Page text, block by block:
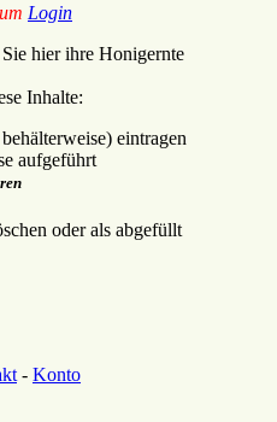
Login
hier ihre Honigernte
Inhalte:
eintragen
aufgeführt
oder als abgefüllt
- Konto